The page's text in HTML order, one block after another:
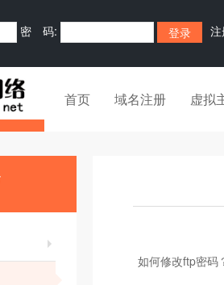
密 码:
首页 域名注册 虚拟
如何修改ftp密码